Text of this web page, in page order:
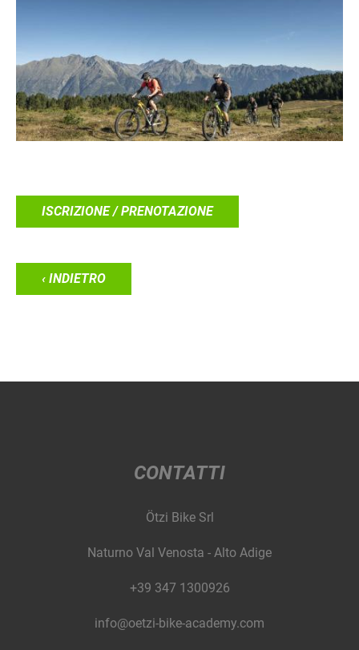
ISCRIZIONE / PRENOTAZIONE
‹ INDIETRO
CONTATTI
Ötzi Bike Srl
Naturno Val Venosta - Alto Adige
+39 347 1300926
info@oetzi-bike-academy.com